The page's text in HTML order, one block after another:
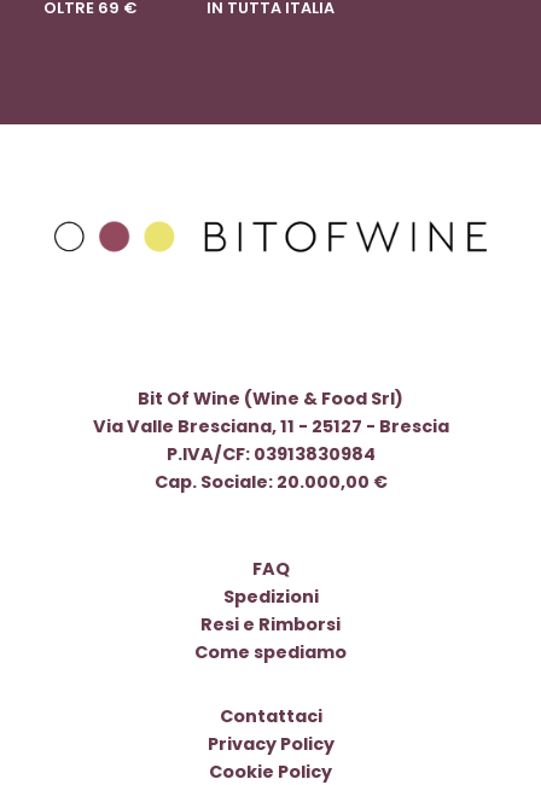
OLTRE 69 €
IN TUTTA ITALIA
Bit Of Wine (Wine & Food Srl)
Via Valle Bresciana, 11 - 25127 - Brescia
P.IVA/CF: 03913830984
Cap. Sociale: 20.000,00 €
FAQ
Spedizioni
Resi e Rimborsi
Come spediamo
Contattaci
Privacy Policy
Cookie Policy